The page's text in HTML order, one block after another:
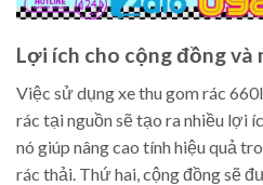
Lợi ích cho cộng đồng
Việc sử dụng xe thu gom rác
rác tại nguồn sẽ tạo ra nhiều lợi
nó giúp nâng cao tính hiệu quả
rác thải. Thứ hai, cộng đồng sẽ